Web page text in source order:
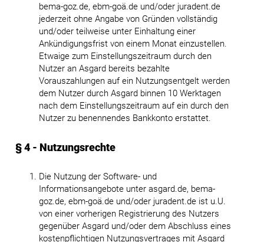
bema-goz.de, ebm-goä.de und/oder juradent.de
jederzeit ohne Angabe von Gründen vollständig
und/oder teilweise unter Einhaltung einer
Ankündigungsfrist von einem Monat einzustellen.
Etwaige zum Einstellungszeitraum durch den
Nutzer an Asgard bereits bezahlte
Vorauszahlungen auf ein Nutzungsentgelt werden
dem Nutzer durch Asgard binnen 10 Werktagen
nach dem Einstellungszeitraum auf ein durch den
Nutzer zu benennendes Bankkonto erstattet.
§ 4 - Nutzungsrechte
Die Nutzung der Software- und
Informationsangebote unter asgard.de, bema-
goz.de, ebm-goä.de und/oder juradent.de ist u.U.
von einer vorherigen Registrierung des Nutzers
gegenüber Asgard und/oder dem Abschluss eines
kostenpflichtigen Nutzungsvertrages mit Asgard